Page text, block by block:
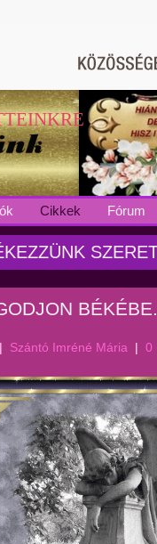
Cikkek Fórum
BÉKÉBE.
| Szántó Imréné Mária | 0